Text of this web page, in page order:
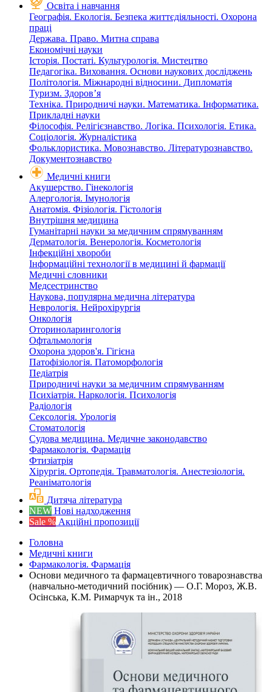
Освіта і навчання
Географія. Екологія. Безпека життєдіяльності. Охорона
праці
Держава. Право. Митна справа
Економічні науки
Історія. Постаті. Культурологія. Мистецтво
Педагогіка. Виховання. Основи наукових досліджень
Політологія. Міжнародні відносини. Дипломатія
Туризм. Здоров’я
Техніка. Природничі науки. Математика. Інформатика.
Прикладні науки
Філософія. Релігієзнавство. Логіка. Психологія. Етика.
Соціологія. Журналістика
Фольклористика. Мовознавство. Літературознавство.
Документознавство
Медичні книги
Акушерство. Гінекологія
Алергологія. Імунологія
Анатомія. Фізіологія. Гістологія
Внутрішня медицина
Гуманітарні науки за медичним спрямуванням
Дерматологія. Венерологія. Косметологія
Інфекційні хвороби
Інформаційні технології в медицині й фармації
Медичні словники
Медсестринство
Наукова, популярна медична література
Неврологія. Нейрохірургія
Онкологія
Оториноларингологія
Офтальмологія
Охорона здоров'я. Гігієна
Патофізіологія. Патоморфологія
Педіатрія
Природничі науки за медичним спрямуванням
Психіатрія. Наркологія. Психологія
Радіологія
Сексологія. Урологія
Стоматологія
Судова медицина. Медичне законодавство
Фармакологія. Фармація
Фтизіатрія
Хірургія. Ортопедія. Травматологія. Анестезіологія.
Реаніматологія
Дитяча література
NEW Нові надходження
Sale % Акційні пропозиції
Головна
Медичні книги
Фармакологія. Фармація
Основи медичного та фармацевтичного товарознавства
(навчально-методичний посібник) — О.Г. Мороз, Ж.В.
Осінська, К.М. Римарчук та ін., 2018